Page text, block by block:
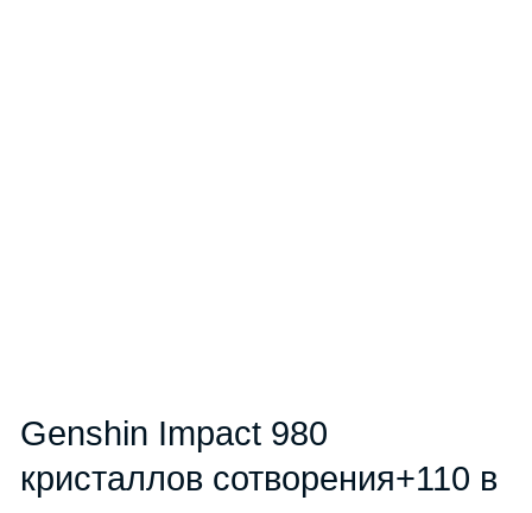
Genshin Impact 980
кристаллов сотворения+110 в